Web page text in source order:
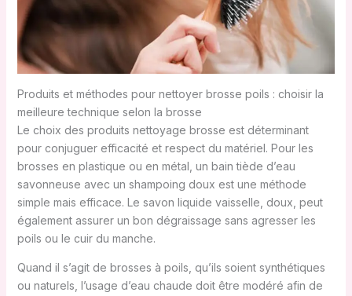
Produits et méthodes pour nettoyer brosse poils : choisir la
meilleure technique selon la brosse
Le choix des produits nettoyage brosse est déterminant
pour conjuguer efficacité et respect du matériel. Pour les
brosses en plastique ou en métal, un bain tiède d’eau
savonneuse avec un shampoing doux est une méthode
simple mais efficace. Le savon liquide vaisselle, doux, peut
également assurer un bon dégraissage sans agresser les
poils ou le cuir du manche.
Quand il s’agit de brosses à poils, qu’ils soient synthétiques
ou naturels, l’usage d’eau chaude doit être modéré afin de